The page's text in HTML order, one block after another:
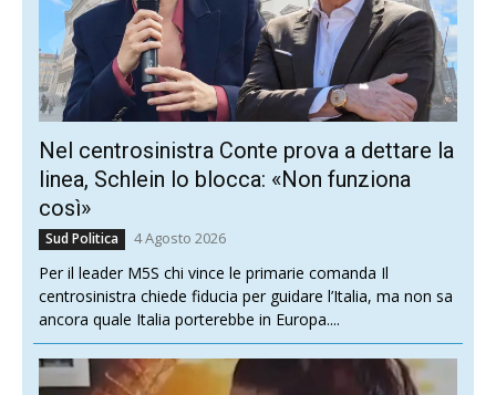
Nel centrosinistra Conte prova a dettare la
linea, Schlein lo blocca: «Non funziona
così»
Sud Politica 4 Agosto 2026
Per il leader M5S chi vince le primarie comanda Il
centrosinistra chiede fiducia per guidare l’Italia, ma non sa
ancora quale Italia porterebbe in Europa....